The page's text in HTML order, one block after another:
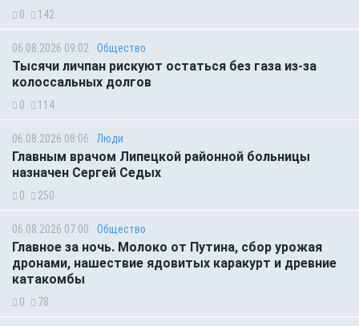
0 142
06.08.2026 09:02 Общество
Тысячи личпан рискуют остаться без газа из-за
колоссальных долгов
0 114
06.08.2026 08:06 Люди
Главным врачом Липецкой районной больницы
назначен Сергей Седых
0 250
06.08.2026 07:00 Общество
Главное за ночь. Молоко от Путина, сбор урожая
дронами, нашествие ядовитых каракурт и древние
катакомбы
0 78